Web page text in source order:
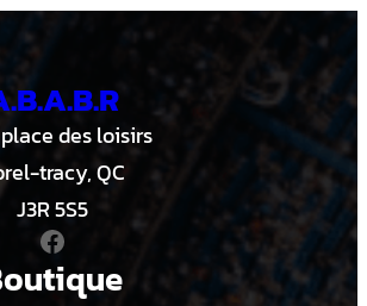
des loisirs
tracy, QC
J3R 5S5
Facebook